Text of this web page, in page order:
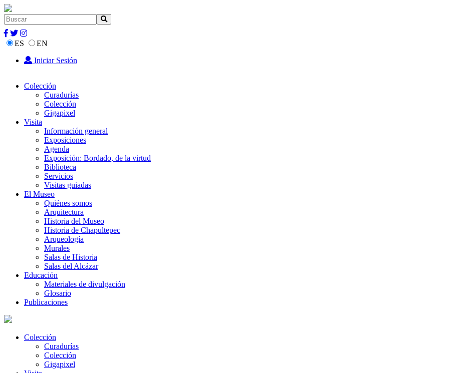
ES
EN
Iniciar Sesión
Colección
Curadurías
Colección
Gigapixel
Visita
Información general
Exposiciones
Agenda
Exposición: Bordado, de la virtud
Biblioteca
Servicios
Visitas guiadas
El Museo
Quiénes somos
Arquitectura
Historia del Museo
Historia de Chapultepec
Arqueología
Murales
Salas de Historia
Salas del Alcázar
Educación
Materiales de divulgación
Glosario
Publicaciones
Colección
Curadurías
Colección
Gigapixel